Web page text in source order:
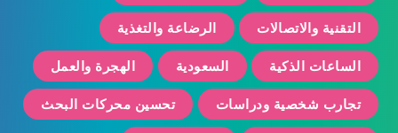
التقنية والاتصالات الرضاعة والتغذية
الساعات الذكية السعودية الهجرة والعمل
تجارب شخصية ودراسات تحسين محركات البحث